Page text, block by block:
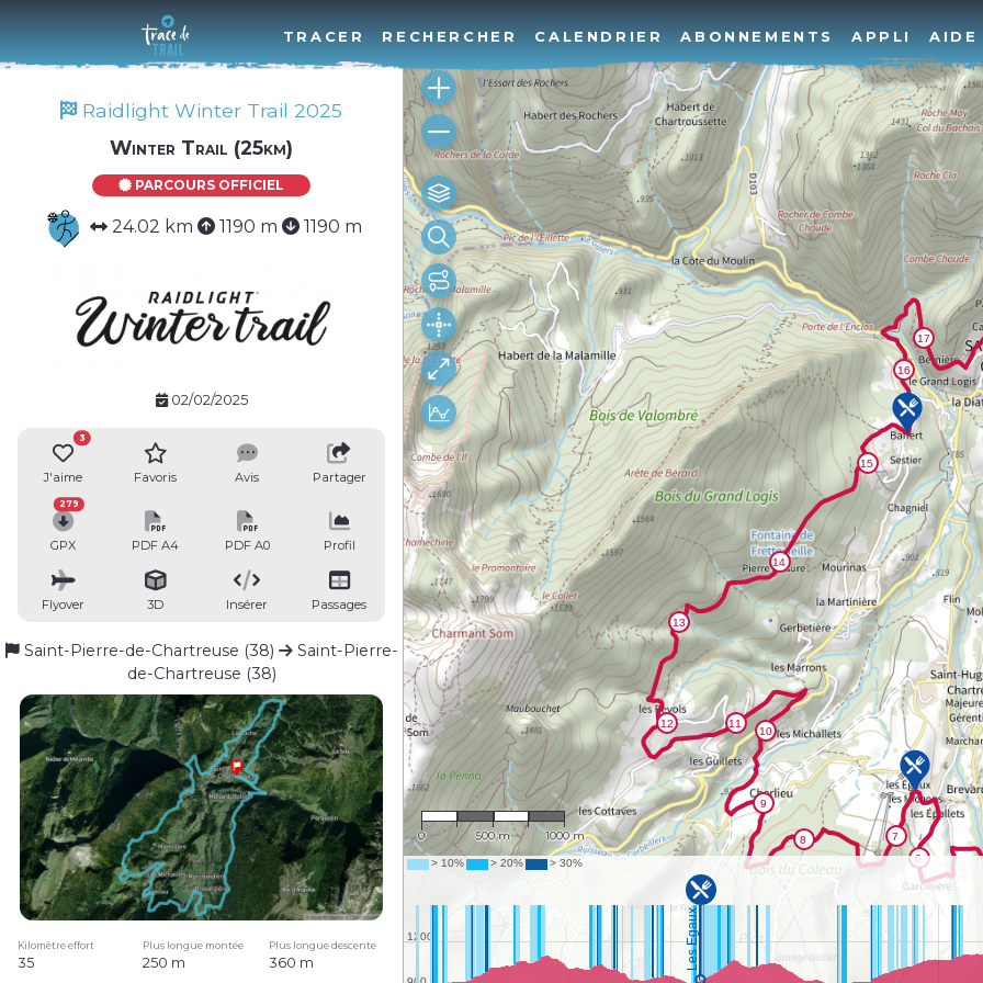
TRACER RECHERCHER CALENDRIER ABONNEMENTS APPLI AIDE
Raidlight Winter Trail 2025
Winter Trail (25km)
PARCOURS OFFICIEL
24.02 km 1190 m 1190 m
02/02/2025
J'aime
3
Favoris Avis Partager
GPX
279
PDF A4 PDF A0 Profil
Flyover 3D Insérer Passages
Saint-Pierre-de-Chartreuse (38)
Saint-Pierre-
de-Chartreuse (38)
Kilomètre effort Plus longue montée Plus longue descente
35 250 m 360 m
1 : 27,300
0 500 m 1000 m